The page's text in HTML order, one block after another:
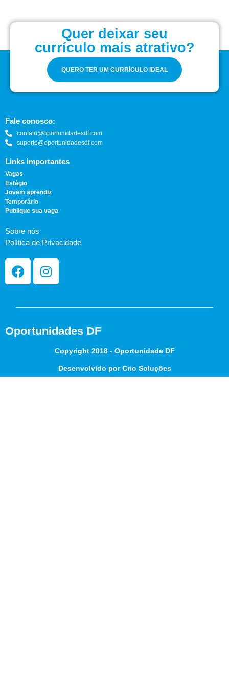
Quer deixar seu
currículo mais atrativo?
QUERO TER UM CURRÍCULO IDEAL
Fale conosco:
contato@oportunidadesdf.com
suporte@oportunidadesdf.com
Links importantes
Vagas
Estágio
Jovem aprendiz
Temporário
Publique sua vaga
Sobre nós
Política de Privacidade
Oportunidades DF
Copyright 2018 - Oportunidade DF
Desenvolvido por Crio Soluções